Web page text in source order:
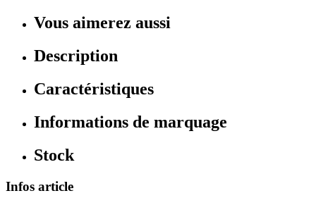
Vous aimerez aussi
Description
Caractéristiques
Informations de marquage
Stock
Infos article